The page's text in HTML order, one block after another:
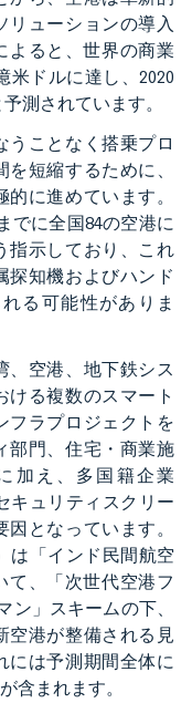
リューションの導入
よると、世界の商業
米ドルに達し、2020
測されています。
うことなく搭乗プロ
短縮するために、
に進めています。
でに全国84の空港に
指示しており、これ
探知機およびハンド
る可能性がありま
、空港、地下鉄シス
ける複数のスマート
フラプロジェクトを
部門、住宅・商業施
加え、多国籍企業
キュリティスクリー
となっています。
は「インド民間航空
て、「次世代空港フ
ン」スキームの下、
空港が整備される見
には予測期間全体に
含まれます。